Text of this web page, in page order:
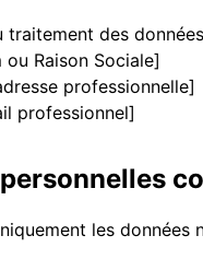
traitement des
Raison Sociale]
professionnelle]
professionnel]
les données